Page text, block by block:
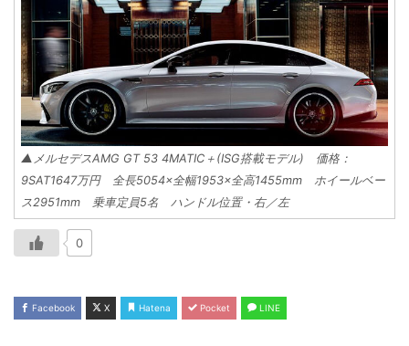
▲メルセデスAMG GT 53 4MATIC＋(ISG搭載モデル) 価格：
9SAT1647万円 全長5054×全幅1953×全高1455mm ホイールベー
ス2951mm 乗車定員5名 ハンドル位置・右／左
0
Facebook X Hatena Pocket LINE